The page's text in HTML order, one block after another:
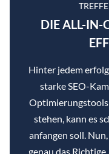
DIE ALL-IN-
Hinter jedem
starke SEO-
Optimierungstools
stehen, kann es
anfangen soll.
genau das